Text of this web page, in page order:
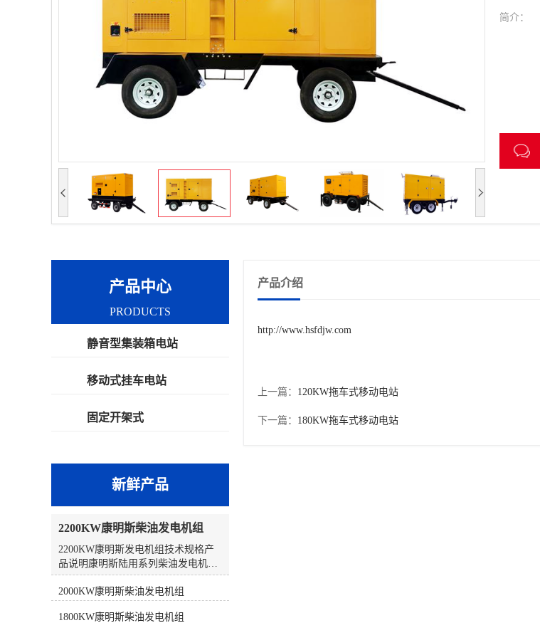
简介：
产品介绍
http://www.hsfdjw.com
上一篇： 120KW拖车式移动电站
下一篇： 180KW拖车式移动电站
产品中心
PRODUCTS
静音型集装箱电站
移动式挂车电站
固定开架式
新鲜产品
2200KW康明斯柴油发电机组
2200KW康明斯发电机组技术规格产
品说明康明斯陆用系列柴油发电机组
采用康明斯全球统一设计、生产和测
试标准，为客户提供可靠的、集成的
持续运行时都具有优异的性能。➊ 符
2000KW康明斯柴油发电机组
1800KW康明斯柴油发电机组